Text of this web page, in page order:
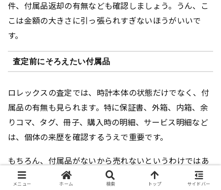
件、付属品返却の有無なども確認しましょう。うん、こ
こは金額の大きさに引っ張られすぎないほうがいいで
す。
査定前にそろえたい付属品
ロレックスの査定では、時計本体の状態だけでなく、付
属品の有無も見られます。特に保証書、外箱、内箱、余
りコマ、タグ、冊子、購入時の明細、サービス明細など
は、個体の来歴を確認するうえで重要です。
もちろん、付属品がないから売れないというわけではあ
りません。ただし、高額モデルや人気モデルでは、付属
メニュー ホーム 検索 トップ サイドバー